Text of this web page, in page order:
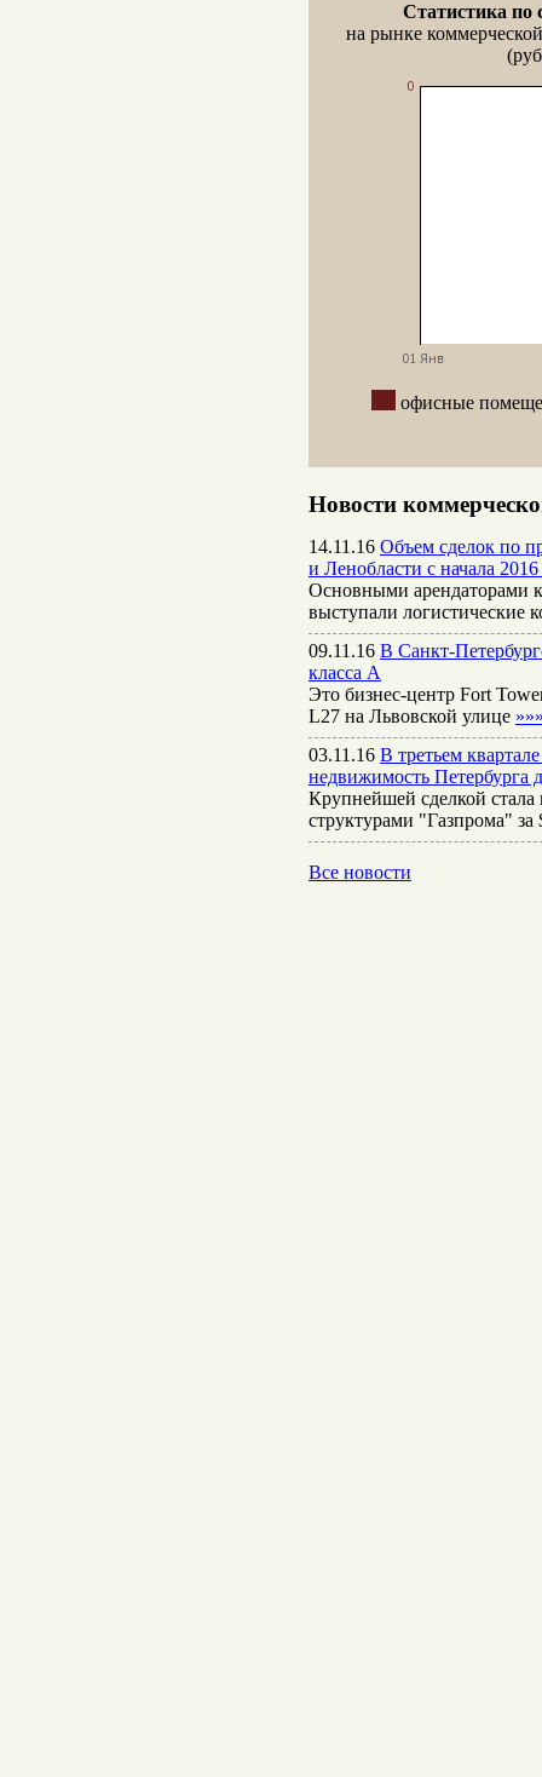
Статистика по
на рынке
офисные
Новости
14.11.16 Объем сделок по
и Ленобласти с начала
Основными арендаторами
выступали логистические
09.11.16 В Санкт-
класса А
Это бизнес-центр Fort
L27 на Львовской улице
03.11.16 В третьем
недвижимость Петербурга
Крупнейшей сделкой стала
структурами "Газпрома"
Все новости